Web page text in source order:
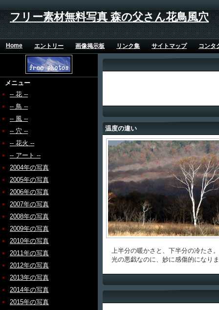
フリー素材無料写真 森の父さん花鳥風穴
Home エントリー 画像掲示板 リンク集 サイトマップ コンタ
メニュー
-- 花 --
-- 鳥 --
-- 風 --
-- 穴 --
-- 花火 --
-- アート --
2004年の写真
2005年の写真
2006年の写真
2007年の写真
2008年の写真
2009年の写真
2010年の写真
2011年の写真
2012年の写真
2013年の写真
2014年の写真
2015年の写真
温度の違い
上半分の暖かさと、下半分の冷たさ。
光の悪戯なのに、妙に感傷的になり